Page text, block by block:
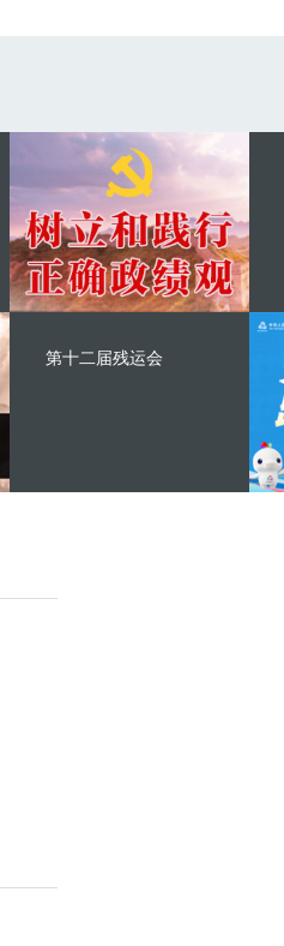
第十二届残运会